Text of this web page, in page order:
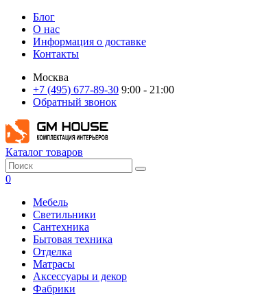
Блог
О нас
Информация о доставке
Контакты
Москва
+7 (495) 677-89-30 9:00 - 21:00
Обратный звонок
Каталог товаров
0
Мебель
Светильники
Сантехника
Бытовая техника
Отделка
Матрасы
Аксессуары и декор
Фабрики